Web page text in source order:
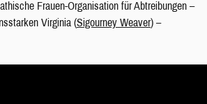
Frauen-Organisation für Abtreibungen –
Virginia (Sigourney Weaver) –